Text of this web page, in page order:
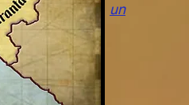
un